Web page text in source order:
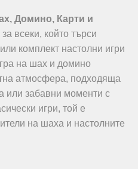
Домино, Карти и
всеки, който търси
комплект настолни игри
на шах и домино
атмосфера, подходяща
или забавни моменти с
игри, той е
на шаха и настолните